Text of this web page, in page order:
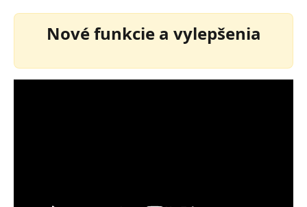
Nové funkcie a vylepšenia